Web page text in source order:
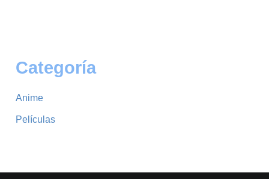
Categoría
Anime
Películas